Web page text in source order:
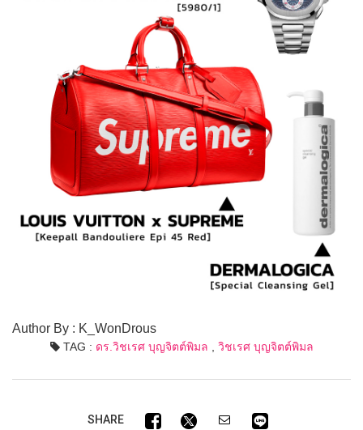
Author By : K_WonDrous
TAG : ดร.วิชเรศ บุญจิตต์พิมล , วิชเรศ บุญจิตต์พิมล
SHARE